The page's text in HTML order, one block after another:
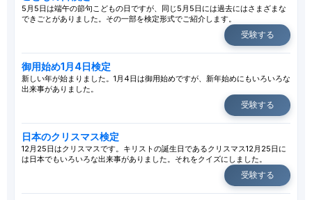
5月5日は端午の節句こどもの日ですが、同じ5月5日には過去にはさまざまな
できごとがありました。その一部を検定形式でご紹介します。
受験する
御用始め1月4日検定
新しい年が始まりました。1月4日は御用始めですが、新年始めにもいろいろな
出来事がありました。
受験する
日本のクリスマス検定
12月25日はクリスマスです。キリストの誕生日であるクリスマス12月25日に
は日本でもいろいろな出来事がありました。それをクイズにしました。
受験する